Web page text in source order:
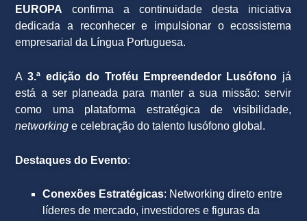
EUROPA confirma a continuidade desta iniciativa
dedicada a reconhecer e impulsionar o ecossistema
empresarial da Língua Portuguesa.
A3.ª edição do Troféu Empreendedor Lusófono já
está a ser planeada para manter a sua missão: servir
como uma plataforma estratégica de visibilidade,
networking e celebração do talento lusófono global.
Destaques do Evento:
Conexões Estratégicas: Networking direto entre
líderes de mercado, investidores e figuras da